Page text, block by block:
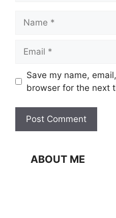
Website
Save my name,
browser for the next
ABOUT ME